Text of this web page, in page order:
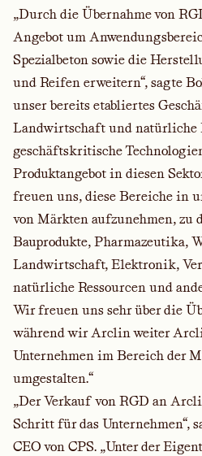
„Durch die Übernahme von
Angebot um
Spezialbeton sowie die
und Reifen erweitern“, sagte
unser bereits etabliertes
Landwirtschaft und natürliche
geschäftskritische
Produktangebot in diesen
freuen uns, diese Bereiche in
von Märkten aufzunehmen, zu
Bauprodukte, Pharmazeutika,
Landwirtschaft, Elektronik,
natürliche Ressourcen und
Wir freuen uns sehr über die
während wir Arclin weiter
Unternehmen im Bereich der
umgestalten.“
„Der Verkauf von RGD an
Schritt für das Unternehmen“,
CEO von CPS. „Unter der